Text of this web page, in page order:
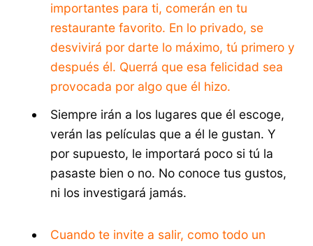
importantes para ti, comerán en tu
restaurante favorito. En lo privado, se
desvivirá por darte lo máximo, tú primero y
después él. Querrá que esa felicidad sea
provocada por algo que él hizo.
Siempre irán a los lugares que él escoge,
verán las películas que a él le gustan. Y
por supuesto, le importará poco si tú la
pasaste bien o no. No conoce tus gustos,
ni los investigará jamás.
Cuando te invite a salir, como todo un